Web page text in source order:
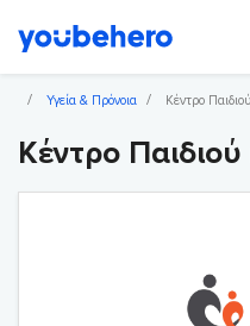
Υγεία & Πρόνοια Κέντρο
Κέντρο